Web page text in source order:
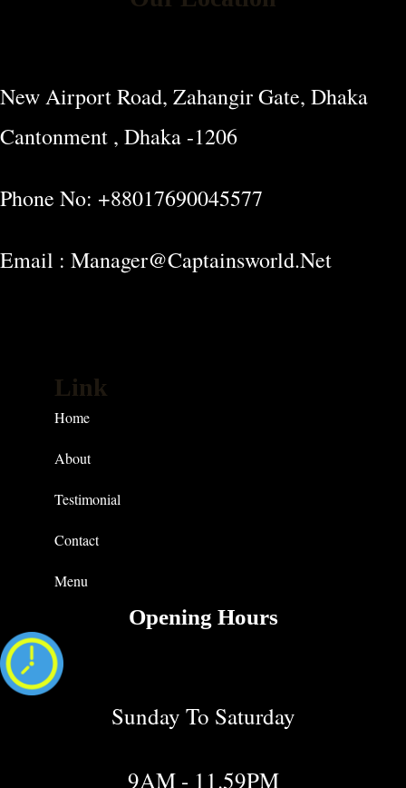
New Airport Road, Zahangir Gate, Dhaka
Cantonment , Dhaka -1206
Phone No: +88017690045577
Email : Manager@captainsworld.net
Link
Home
About
Testimonial
Contact
Menu
Opening Hours
Sunday To Saturday
9AM - 11.59PM